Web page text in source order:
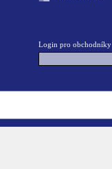
Login pro obchodníky